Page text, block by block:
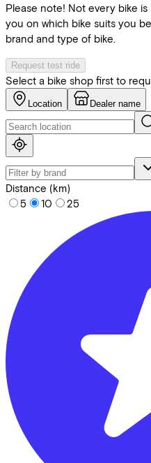
Please note! Not every bike
you on which bike suits you
brand and type of bike.
Request test ride
Select a bike shop first to
Location Dealer name
Distance (km)
5
10 25